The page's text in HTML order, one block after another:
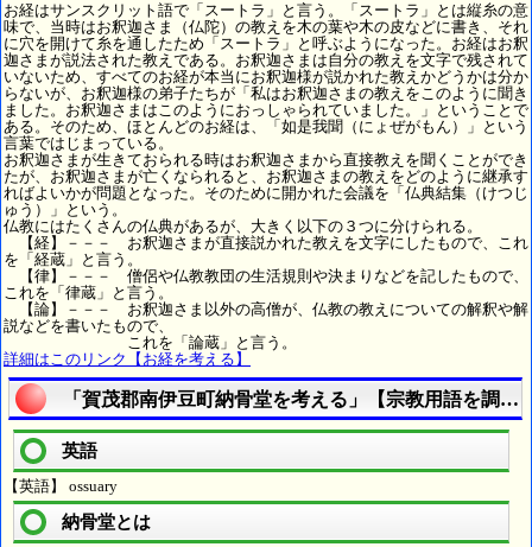
お経はサンスクリット語で「スートラ」と言う。「スートラ」とは縦糸の意
味で、当時はお釈迦さま（仏陀）の教えを木の葉や木の皮などに書き、それ
に穴を開けて糸を通したため「スートラ」と呼ぶようになった。お経はお釈
迦さまが説法された教えである。お釈迦さまは自分の教えを文字で残されて
いないため、すべてのお経が本当にお釈迦様が説かれた教えかどうかは分か
らないが、お釈迦様の弟子たちが「私はお釈迦さまの教えをこのように聞き
ました。お釈迦さまはこのようにおっしゃられていました。」ということで
ある。そのため、ほとんどのお経は、「如是我聞（にょぜがもん）」という
言葉ではじまっている。
お釈迦さまが生きておられる時はお釈迦さまから直接教えを聞くことができ
たが、お釈迦さまが亡くなられると、お釈迦さまの教えをどのように継承す
ればよいかが問題となった。そのために開かれた会議を「仏典結集（けつじ
ゅう）」という。
仏教にはたくさんの仏典があるが、大きく以下の３つに分けられる。
【経】－－－ お釈迦さまが直接説かれた教えを文字にしたもので、これ
を「経蔵」と言う。
【律】－－－ 僧侶や仏教教団の生活規則や決まりなどを記したもので、
これを「律蔵」と言う。
【論】－－－ お釈迦さま以外の高僧が、仏教の教えについての解釈や解
説などを書いたもので、
これを「論蔵」と言う。
詳細はこのリンク【お経を考える】
「賀茂郡南伊豆町納骨堂を考える」【宗教用語を調べ
英語
【英語】 ossuary
納骨堂とは